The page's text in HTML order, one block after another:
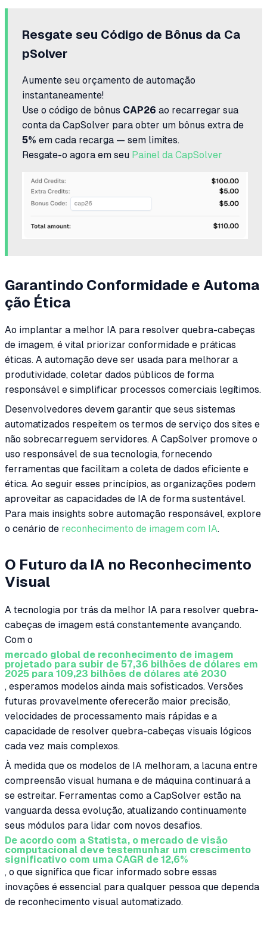
Resgate seu Código de Bônus da Ca
pSolver
Aumente seu orçamento de automação
instantaneamente!
Use o código de bônus CAP26 ao recarregar sua
conta da CapSolver para obter um bônus extra de
5% em cada recarga — sem limites.
Resgate-o agora em seu Painel da CapSolver
Garantindo Conformidade e Automa
ção Ética
Ao implantar a melhor IA para resolver quebra-cabeças
de imagem, é vital priorizar conformidade e práticas
éticas. A automação deve ser usada para melhorar a
produtividade, coletar dados públicos de forma
responsável e simplificar processos comerciais legítimos.
Desenvolvedores devem garantir que seus sistemas
automatizados respeitem os termos de serviço dos sites e
não sobrecarreguem servidores. A CapSolver promove o
uso responsável de sua tecnologia, fornecendo
ferramentas que facilitam a coleta de dados eficiente e
ética. Ao seguir esses princípios, as organizações podem
aproveitar as capacidades de IA de forma sustentável.
Para mais insights sobre automação responsável, explore
o cenário de reconhecimento de imagem com IA.
O Futuro da IA no Reconhecimento
Visual
A tecnologia por trás da melhor IA para resolver quebra-
cabeças de imagem está constantemente avançando.
Com o
mercado global de reconhecimento de imagem
projetado para subir de 57,36 bilhões de dólares em
2025 para 109,23 bilhões de dólares até 2030
, esperamos modelos ainda mais sofisticados. Versões
futuras provavelmente oferecerão maior precisão,
velocidades de processamento mais rápidas e a
capacidade de resolver quebra-cabeças visuais lógicos
cada vez mais complexos.
À medida que os modelos de IA melhoram, a lacuna entre
compreensão visual humana e de máquina continuará a
se estreitar. Ferramentas como a CapSolver estão na
vanguarda dessa evolução, atualizando continuamente
seus módulos para lidar com novos desafios.
De acordo com a Statista, o mercado de visão
computacional deve testemunhar um crescimento
significativo com uma CAGR de 12,6%
, o que significa que ficar informado sobre essas
inovações é essencial para qualquer pessoa que dependa
de reconhecimento visual automatizado.